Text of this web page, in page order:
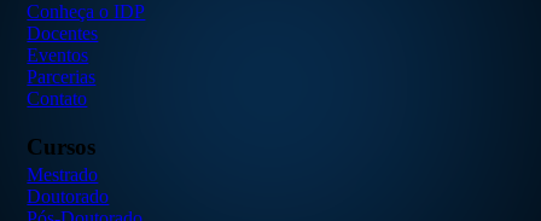
Conheça o IDP
Docentes
Eventos
Parcerias
Contato
Cursos
Mestrado
Doutorado